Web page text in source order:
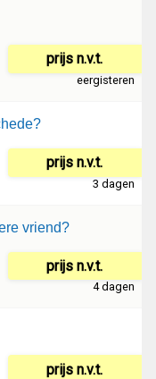
prijs n.v.t.
eergisteren
prijs n.v.t.
3 dagen
vriend?
prijs n.v.t.
4 dagen
prijs n.v.t.